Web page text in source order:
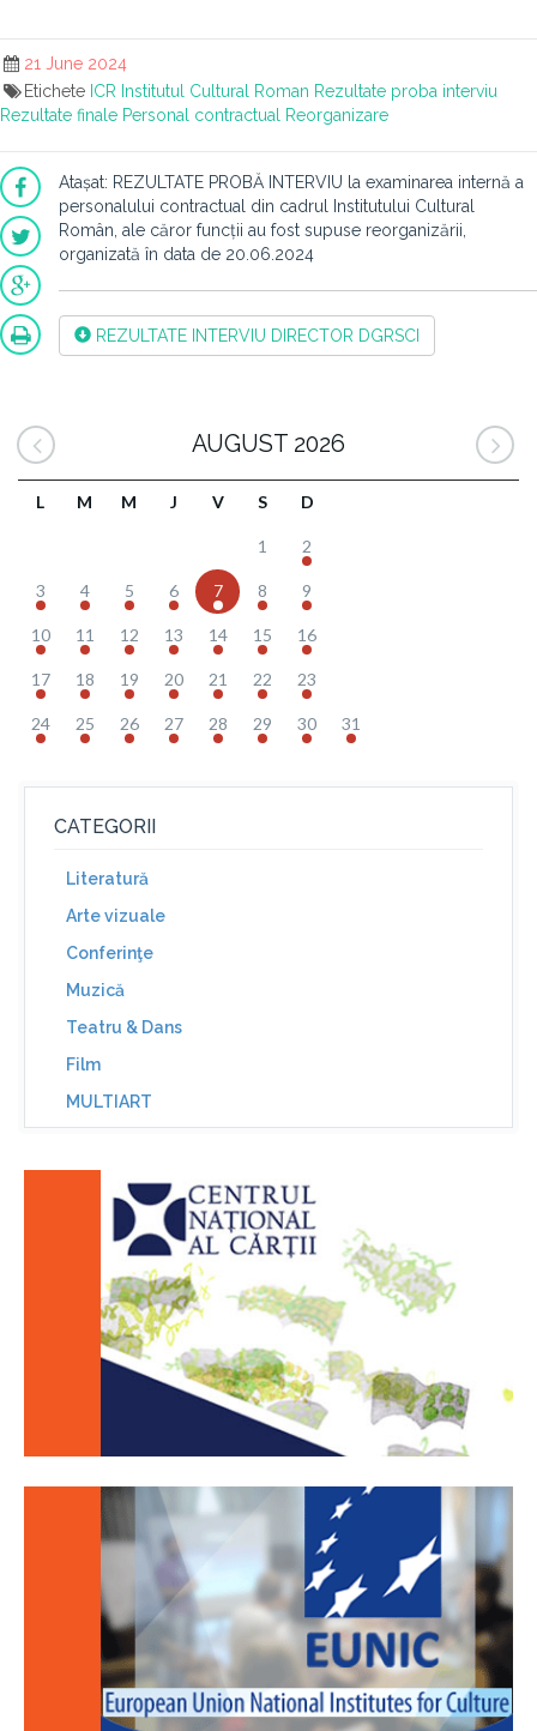
21 June 2024
Etichete ICR Institutul Cultural Roman Rezultate proba interviu
Rezultate finale Personal contractual Reorganizare
Atașat: REZULTATE PROBĂ INTERVIU la examinarea internă a
personalului contractual din cadrul Institutului Cultural
Român, ale căror funcții au fost supuse reorganizării,
organizată în data de 20.06.2024
REZULTATE INTERVIU DIRECTOR DGRSCI
AUGUST 2026
L M M J V S D
1 2
3 4 5 6 7 8 9
10 11 12 13 14 15 16
17 18 19 20 21 22 23
24 25 26 27 28 29 30 31
CATEGORII
Literatură
Arte vizuale
Conferinţe
Muzică
Teatru & Dans
Film
MULTIART